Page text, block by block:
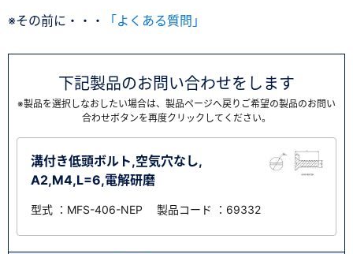
※その前に・・・ 「よくある質問」
下記製品のお問い合わせをします
※製品を選択しなおしたい場合は、製品ページへ戻りご希望の製品のお問い
合わせボタンを再度クリックしてください。
溝付き低頭ボルト,空気穴なし,
A2,M4,L=6,電解研磨
型式 ：MFS-406-NEP 製品コード ：69332